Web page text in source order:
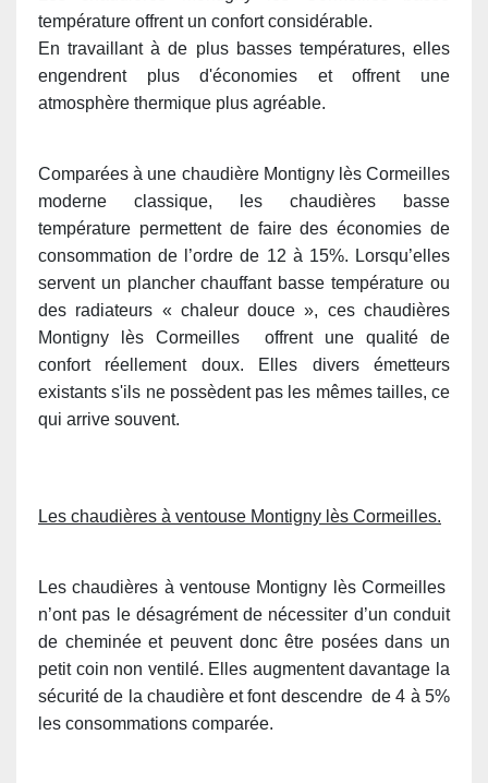
température offrent un confort considérable.
En travaillant à de plus basses températures, elles
engendrent plus d'économies et offrent une
atmosphère thermique plus agréable.
Comparées à une chaudière Montigny lès Cormeilles
moderne classique, les chaudières basse
température permettent de faire des économies de
consommation de l’ordre de 12 à 15%. Lorsqu’elles
servent un plancher chauffant basse température ou
des radiateurs « chaleur douce », ces chaudières
Montigny lès Cormeilles offrent une qualité de
confort réellement doux. Elles divers émetteurs
existants s'ils ne possèdent pas les mêmes tailles, ce
qui arrive souvent.
Les chaudières à ventouse Montigny lès Cormeilles.
Les chaudières à ventouse Montigny lès Cormeilles
n’ont pas le désagrément de nécessiter d’un conduit
de cheminée et peuvent donc être posées dans un
petit coin non ventilé. Elles augmentent davantage la
sécurité de la chaudière et font descendre de 4 à 5%
les consommations comparée.